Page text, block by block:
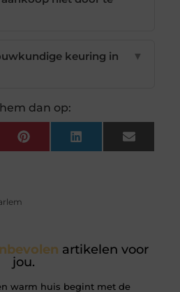
keuring in
▼
dan op:
Pinterest LinkedIn Email
artikelen voor
jou.
warm huis begint met de